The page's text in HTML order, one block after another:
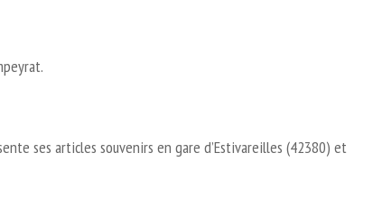
ses articles souvenirs en gare d’Estivareilles (42380) et